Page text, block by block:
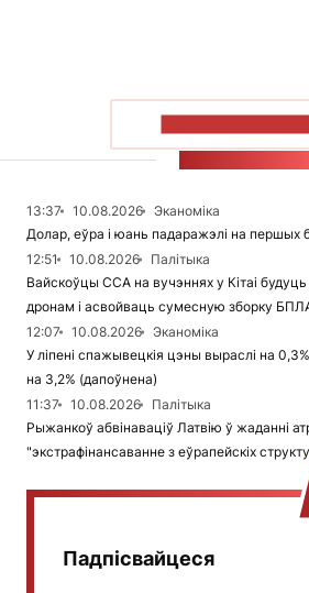
13:37 10.08.2026
Эканоміка
Долар, еўра і юань падаражэлі на першых
12:51
10.08.2026
Палітыка
Вайскоўцы ССА на вучэннях у Кітаі будуць
дронам і асвойваць сумесную зборку
12:07
10.08.2026
Эканоміка
У ліпені спажывецкія цэны выраслі на
на 3,2% (дапоўнена)
11:37
10.08.2026
Палітыка
Рыжанкоў абвінаваціў Латвію ў жаданні
"экстрафінансаванне з еўрапейскіх
Падпісвайцеся